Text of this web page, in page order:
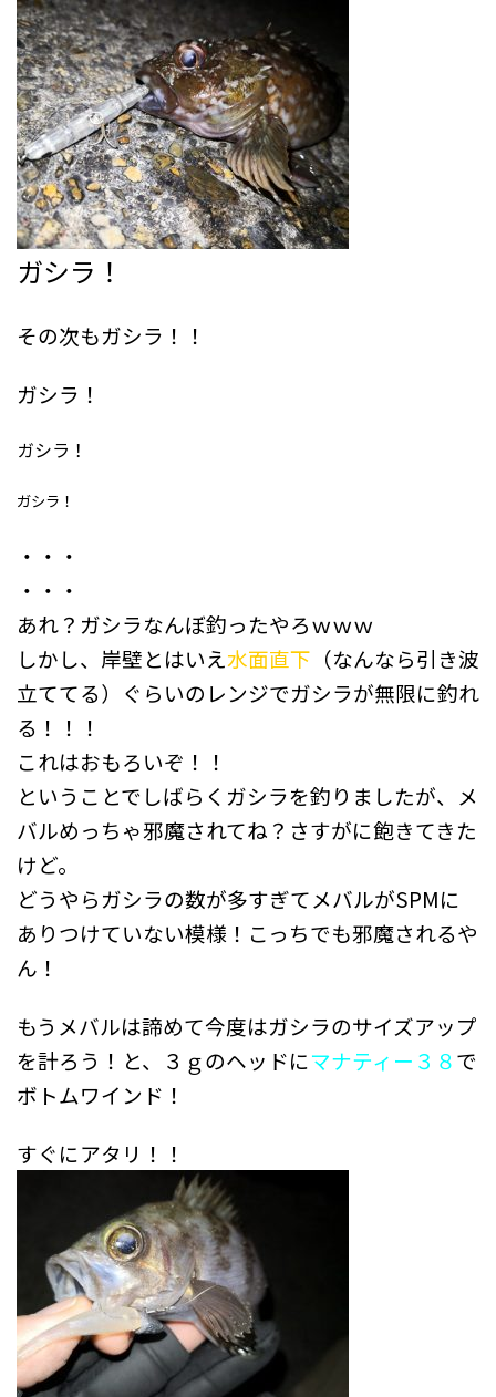
ガシラ！
その次もガシラ！！
ガシラ！
ガシラ！
ガシラ！
・・・
・・・
あれ？ガシラなんぼ釣ったやろｗｗｗ
しかし、岸壁とはいえ水面直下 （なんなら引き波
立ててる）ぐらいのレンジでガシラが無限に釣れ
る！！！
これはおもろいぞ！！
ということでしばらくガシラを釣りましたが、メ
バルめっちゃ邪魔されてね？さすがに飽きてきた
けど。
どうやらガシラの数が多すぎてメバルがSPMに
ありつけていない模様！こっちでも邪魔されるや
ん！
もうメバルは諦めて今度はガシラのサイズアップ
を計ろう！と、３ｇのヘッドにマナティー３８で
ボトムワインド！
すぐにアタリ！！